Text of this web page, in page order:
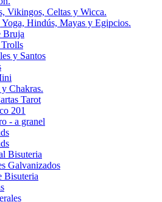
Vikingos, Celtas y Wicca.
Yoga, Hindús, Mayas y Egipcios.
Bruja
y Santos
Chakras.
Tarot
201
- a granel
Bisuteria
Galvanizados
Bisuteria